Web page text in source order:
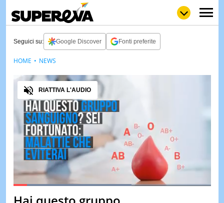
LOLGULP
LOVENEWS
VIDEO
QUIZ
TEST
Seguici su: Google Discover Fonti preferite
Loaded:59.97%
Audio
RIATTIVA L'AUDIO
HOME NEWS